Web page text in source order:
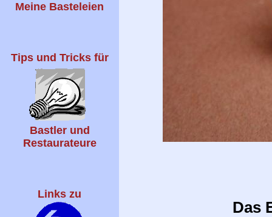
Meine Basteleien
Tips und Tricks für
Bastler und
Restaurateure
Links zu
Das